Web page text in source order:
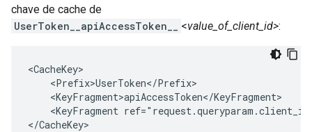
chave de cache de
UserToken__apiAccessToken__
<value_of_client_id>:
<CacheKey>
    <Prefix>UserToken</Prefix>
    <KeyFragment>apiAccessToken</KeyFragment>
<KeyFragment
</CacheKey>